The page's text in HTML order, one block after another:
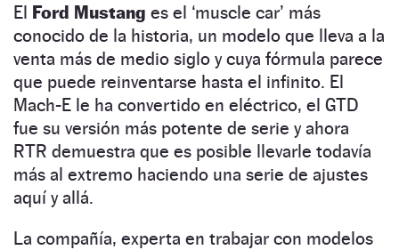
El Ford Mustang es el ‘muscle car’ más
conocido de la historia, un modelo que lleva a la
venta más de medio siglo y cuya fórmula parece
que puede reinventarse hasta el infinito. El
Mach-E le ha convertido en eléctrico, el GTD
fue su versión más potente de serie y ahora
RTR demuestra que es posible llevarle todavía
más al extremo haciendo una serie de ajustes
aquí y allá.
La compañía, experta en trabajar con modelos